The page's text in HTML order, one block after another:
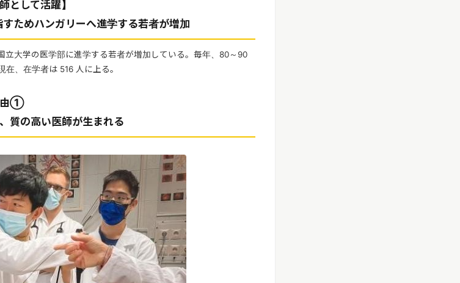
として活躍】
ためハンガリーへ進学する若者が増加
立大学の医学部に進学する若者が増加している。毎年、80～90
、在学者は 516 人に上る。
由①
質の高い医師が生まれる